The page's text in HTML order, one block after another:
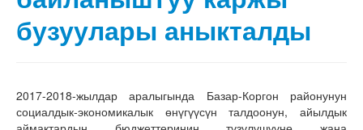
бузуулары аныкталды
2017-2018-жылдар аралыгында Базар-Коргон районунун
социалдык-экономикалык өнүгүүсүн талдоонун, айылдык